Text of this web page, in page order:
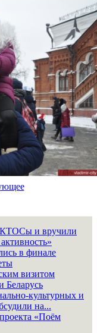
КТОСы и вручили
в финале
визитом
Беларусь
культурных и
на...
«Поём